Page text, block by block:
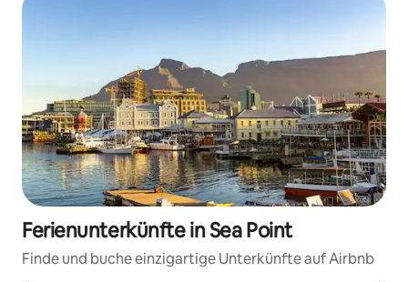
Ferienunterkünfte in Sea Point
Finde und buche einzigartige Unterkünfte auf Airbnb